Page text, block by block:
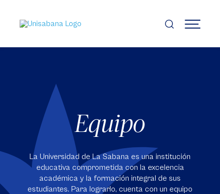
contenido
principal
MENÚ
Equipo
La Universidad de La Sabana es una institución
educativa comprometida con la excelencia
académica y la formación integral de sus
estudiantes. Para lograrlo, cuenta con un equipo